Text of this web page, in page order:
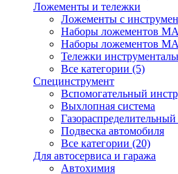
Ложементы и тележки
Ложементы с
Наборы ложементов
Наборы ложементов
Тележки
Все категории (5)
Специнструмент
Вспомогательный
Выхлопная система
Подвеска автомобиля
Все категории (20)
Для автосервиса и гаража
Автохимия